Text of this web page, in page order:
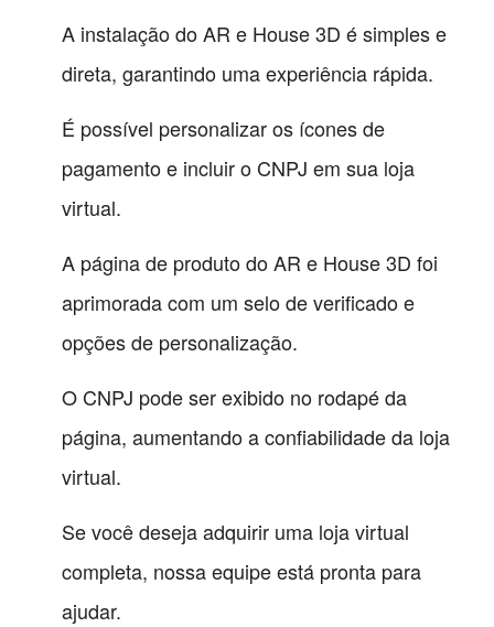
A instalação do AR e House 3D é simples e
direta, garantindo uma experiência rápida.
É possível personalizar os ícones de
pagamento e incluir o CNPJ em sua loja
virtual.
A página de produto do AR e House 3D foi
aprimorada com um selo de verificado e
opções de personalização.
O CNPJ pode ser exibido no rodapé da
página, aumentando a confiabilidade da loja
virtual.
Se você deseja adquirir uma loja virtual
completa, nossa equipe está pronta para
ajudar.